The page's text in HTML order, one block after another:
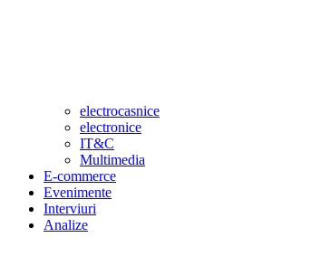
electrocasnice
electronice
IT&C
Multimedia
E-commerce
Evenimente
Interviuri
Analize